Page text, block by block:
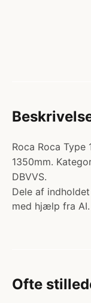
Roca Roca
1350mm.
DBVVS.
Dele af
med hjælp fra AI.
Ofte